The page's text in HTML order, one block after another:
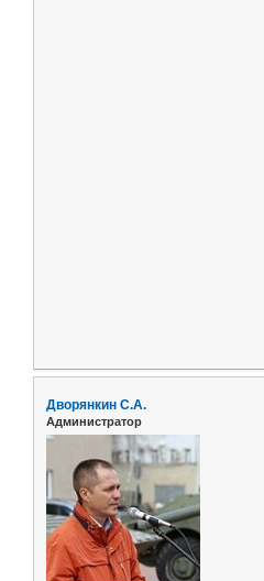
Дворянкин С.А.
Администратор